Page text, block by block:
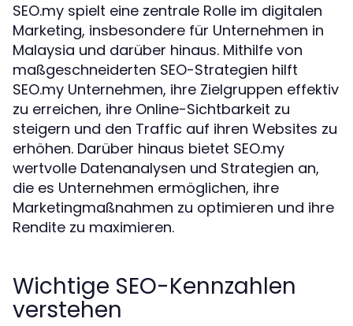
SEO.my spielt eine zentrale Rolle im digitalen
Marketing, insbesondere für Unternehmen in
Malaysia und darüber hinaus. Mithilfe von
maßgeschneiderten SEO-Strategien hilft
SEO.my Unternehmen, ihre Zielgruppen effektiv
zu erreichen, ihre Online-Sichtbarkeit zu
steigern und den Traffic auf ihren Websites zu
erhöhen. Darüber hinaus bietet SEO.my
wertvolle Datenanalysen und Strategien an,
die es Unternehmen ermöglichen, ihre
Marketingmaßnahmen zu optimieren und ihre
Rendite zu maximieren.
Wichtige SEO-Kennzahlen
verstehen